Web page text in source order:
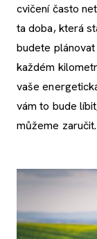
cvičení často
ta doba, která
budete
každém
vaše
vám to bude
můžeme zaručit.